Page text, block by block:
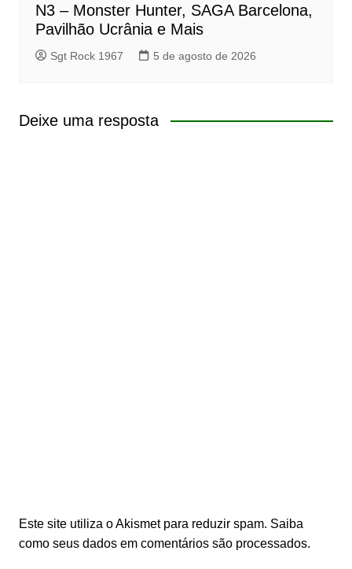
N3 – Monster Hunter, SAGA Barcelona,
Pavilhão Ucrânia e Mais
Sgt Rock 1967 5 de agosto de 2026
Deixe uma resposta
Este site utiliza o Akismet para reduzir spam. Saiba
como seus dados em comentários são processados.